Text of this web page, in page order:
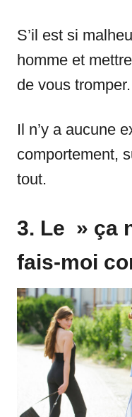
S’il est si
homme et
de vous tromper.
Il n’y a aucune
comportement,
tout.
3. Le » ça
fais-moi